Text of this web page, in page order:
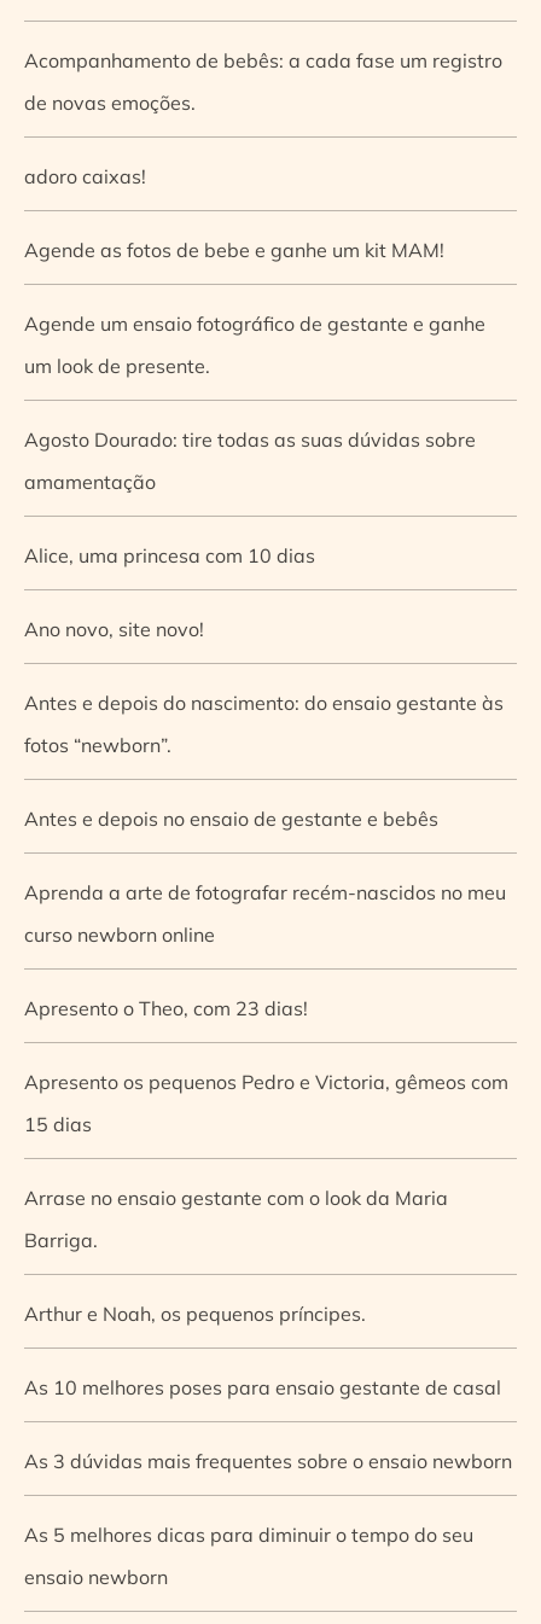
Acompanhamento de bebês: a cada fase um registro
de novas emoções.
adoro caixas!
Agende as fotos de bebe e ganhe um kit MAM!
Agende um ensaio fotográfico de gestante e ganhe
um look de presente.
Agosto Dourado: tire todas as suas dúvidas sobre
amamentação
Alice, uma princesa com 10 dias
Ano novo, site novo!
Antes e depois do nascimento: do ensaio gestante às
fotos “newborn”.
Antes e depois no ensaio de gestante e bebês
Aprenda a arte de fotografar recém-nascidos no meu
curso newborn online
Apresento o Theo, com 23 dias!
Apresento os pequenos Pedro e Victoria, gêmeos com
15 dias
Arrase no ensaio gestante com o look da Maria
Barriga.
Arthur e Noah, os pequenos príncipes.
As 10 melhores poses para ensaio gestante de casal
As 3 dúvidas mais frequentes sobre o ensaio newborn
As 5 melhores dicas para diminuir o tempo do seu
ensaio newborn